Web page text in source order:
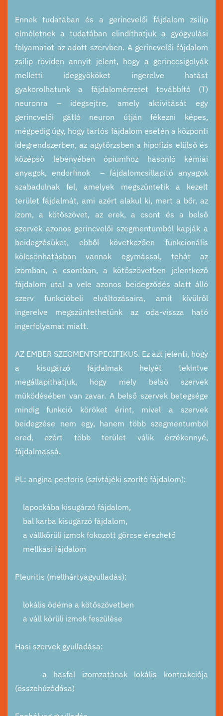
Ennek tudatában és a gerincvelői fájdalom zsilip
elméletnek a tudatában elindíthatjuk a gyógyulási
folyamatot az adott szervben. A gerincvelői fájdalom
zsilip röviden annyit jelent, hogy a gerinccsigolyák
melletti ideggyököket ingerelve hatást
gyakorolhatunk a fájdalomérzetet továbbító (T)
neuronra – idegsejtre, amely aktivitását egy
gerincvelői gátló neuron útján fékezni képes,
mégpedig úgy, hogy tartós fájdalom esetén a központi
idegrendszerben, az agytörzsben a hipofízis elülső és
középső lebenyében ópiumhoz hasonló kémiai
anyagok, endorfinok – fájdalomcsillapító anyagok
szabadulnak fel, amelyek megszüntetik a kezelt
terület fájdalmát, ami azért alakul ki, mert a bőr, az
izom, a kötőszövet, az erek, a csont és a belső
szervek azonos gerincvelői szegmentumból kapják a
beidegzésüket, ebből következően funkcionális
kölcsönhatásban vannak egymással, tehát az
izomban, a csontban, a kötőszövetben jelentkező
fájdalom utal a vele azonos beidegződés alatt álló
szerv funkcióbeli elváltozásaira, amit kívülről
ingerelve megszüntethetünk az oda-vissza ható
ingerfolyamat miatt.
AZ EMBER SZEGMENTSPECIFIKUS. Ez azt jelenti, hogy
a kisugárzó fájdalmak helyét tekintve
megállapíthatjuk, hogy mely belső szervek
működésében van zavar. A belső szervek betegsége
mindig funkció köröket érint, mivel a szervek
beidegzése nem egy, hanem több szegmentumból
ered, ezért több terület válik érzékennyé,
fájdalmassá.
Pl.: angina pectoris (szívtájéki szorító fájdalom):
lapockába kisugárzó fájdalom,
bal karba kisugárzó fájdalom,
a vállkörüli izmok fokozott görcse érezhető
mellkasi fájdalom
Pleuritis (mellhártyagyulladás):
lokális ödéma a kötőszövetben
a váll körüli izmok feszülése
Hasi szervek gyulladása:
a hasfal izomzatának lokális kontrakciója
(összehúzódása)